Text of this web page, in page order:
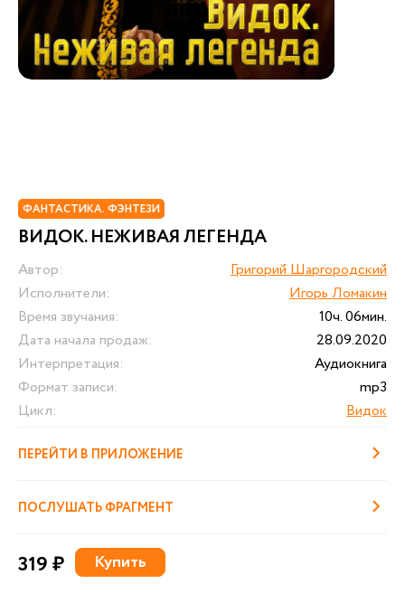
ФАНТАСТИКА. ФЭНТЕЗИ
ВИДОК. НЕЖИВАЯ ЛЕГЕНДА
Автор:
Григорий Шаргородский
Исполнители:
Игорь Ломакин
Время звучания:
10ч. 06мин.
Дата начала продаж:
28.09.2020
Интерпретация:
Аудиокнига
Формат записи:
mp3
Цикл:
Видок
ПЕРЕЙТИ В ПРИЛОЖЕНИЕ
ПОСЛУШАТЬ ФРАГМЕНТ
319 ₽ Купить